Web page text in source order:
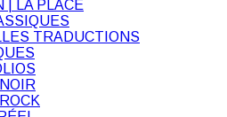
| LA PLACE
TRADUCTIONS